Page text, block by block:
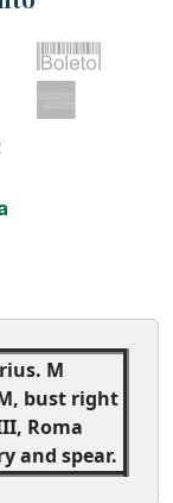
M
bust right
Roma
and spear.